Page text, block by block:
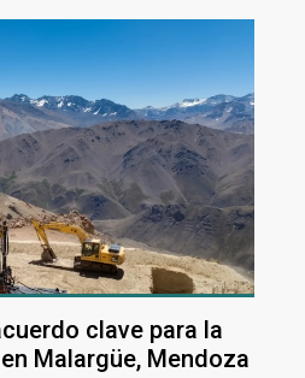
clave para la
Malargüe, Mendoza